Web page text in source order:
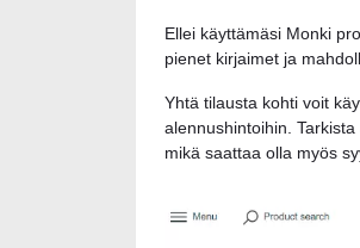
Ellei käyttämäsi Monki
pienet kirjaimet ja
Yhtä tilausta kohti voit
alennushintoihin.
mikä saattaa olla myös